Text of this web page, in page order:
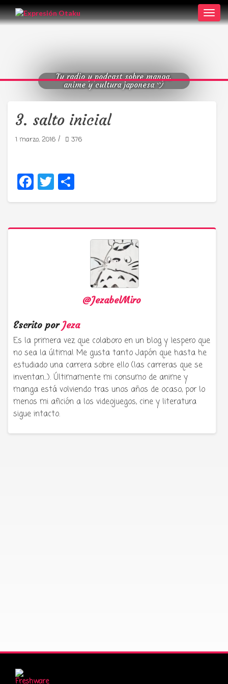
Tu radio y podcast sobre manga,
anime y cultura japonesa ツ
3. salto inicial
1 marzo, 2016 / 376
Facebook
Twitter
@JezabelMiro
Escrito por Jeza
Es la primera vez que colaboro en un blog y ¡espero que
no sea la última! Me gusta tanto Japón que hasta he
estudiado una carrera sobre ello (las carreras que se
inventan...). Últimamente mi consumo de anime y
manga está volviendo tras unos años de ocaso, por lo
menos mi afición a los videojuegos, cine y literatura
sigue intacto.